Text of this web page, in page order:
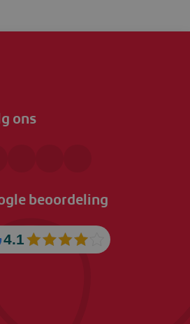
ons
beoordeling
4.1